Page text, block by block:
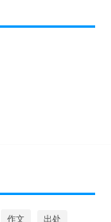
作文 出处